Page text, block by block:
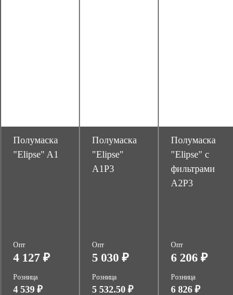
Полумаска
"Elipse" A1
Опт
4 127 ₽
Розница
4 539 ₽
Полумаска
"Elipse"
A1P3
Опт
5 030 ₽
Розница
5 532.50 ₽
Полумаска
"Elipse" с
фильтрами
A2P3
Опт
6 206 ₽
Розница
6 826 ₽